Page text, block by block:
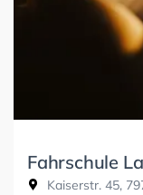
Fahrschule
Kaiserstr. 45,